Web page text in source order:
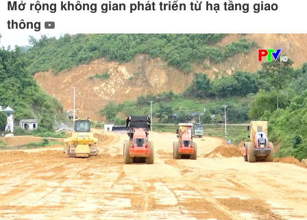
Mở rộng không gian phát triển từ hạ tầng giao
thông